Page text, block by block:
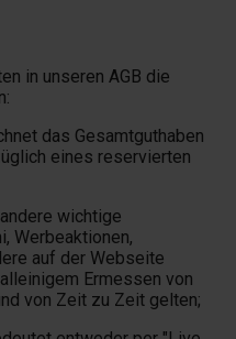
in unseren AGB die
das Gesamtguthaben
eines reservierten
wichtige
Werbeaktionen,
auf der Webseite
Ermessen von
von Zeit zu Zeit gelten;